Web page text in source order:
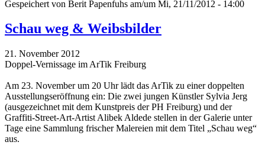
Gespeichert von Berit Papenfuhs am/um Mi, 21/11/2012 - 14:00
Schau weg & Weibsbilder
21. November 2012
Doppel-Vernissage im ArTik Freiburg
Am 23. November um 20 Uhr lädt das ArTik zu einer doppelten
Ausstellungseröffnung ein: Die zwei jungen Künstler Sylvia Jerg
(ausgezeichnet mit dem Kunstpreis der PH Freiburg) und der
Graffiti-Street-Art-Artist Alibek Aldede stellen in der Galerie unter
Tage eine Sammlung frischer Malereien mit dem Titel „Schau weg“
aus.